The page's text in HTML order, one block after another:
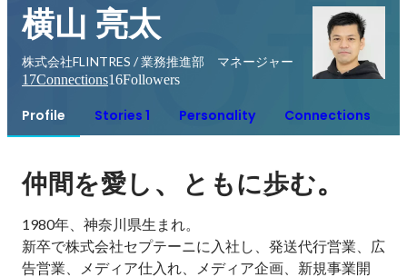
横山 亮太
株式会社FLINTRES / 業務推進部 マネージャー
17Connections16Followers
Profile Stories 1 Personality Connections
仲間を愛し 、 ともに歩む。
1980年、神奈川県生まれ。
新卒で株式会社セプテーニに入社し、発送代行営業、広
告営業、メディア仕入れ、メディア企画、新規事業開